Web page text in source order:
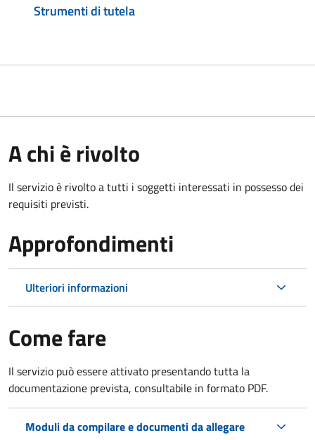
Strumenti di tutela
A chi è rivolto
Il servizio è rivolto a tutti i soggetti interessati in possesso dei
requisiti previsti.
Approfondimenti
Ulteriori informazioni
Come fare
Il servizio può essere attivato presentando tutta la
documentazione prevista, consultabile in formato PDF.
Moduli da compilare e documenti da allegare